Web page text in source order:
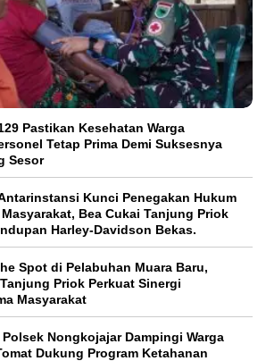
Pastikan Kesehatan Warga
Tetap Prima Demi Suksesnya
Sesor
Kunci Penegakan Hukum
Bea Cukai Tanjung Priok
Harley-Davidson Bekas.
Spot di Pelabuhan Muara Baru,
Priok Perkuat Sinergi
Masyarakat
Nongkojajar Dampingi Warga
Dukung Program Ketahanan